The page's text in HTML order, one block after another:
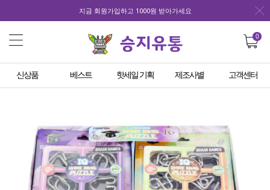
지금 회원가입하고 1000원 받아가세요
0
신상품 베스트 핫세일 기획 제조사별 고객센터